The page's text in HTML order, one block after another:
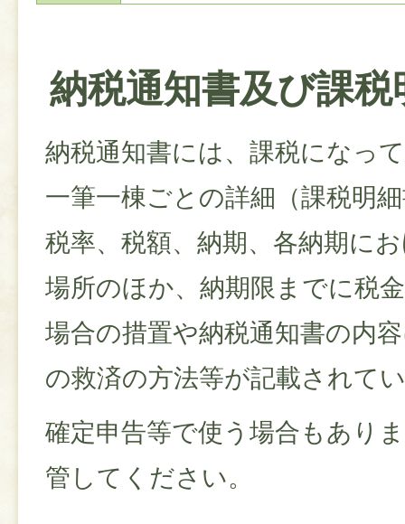
納税通知書及び課税
納税通知書には、課税になっ
一筆一棟ごとの詳細（課税明
税率、税額、納期、各納期に
場所のほか、納期限までに税
場合の措置や納税通知書の内
の救済の方法等が記載されて
確定申告等で使う場合もあり
管してください。